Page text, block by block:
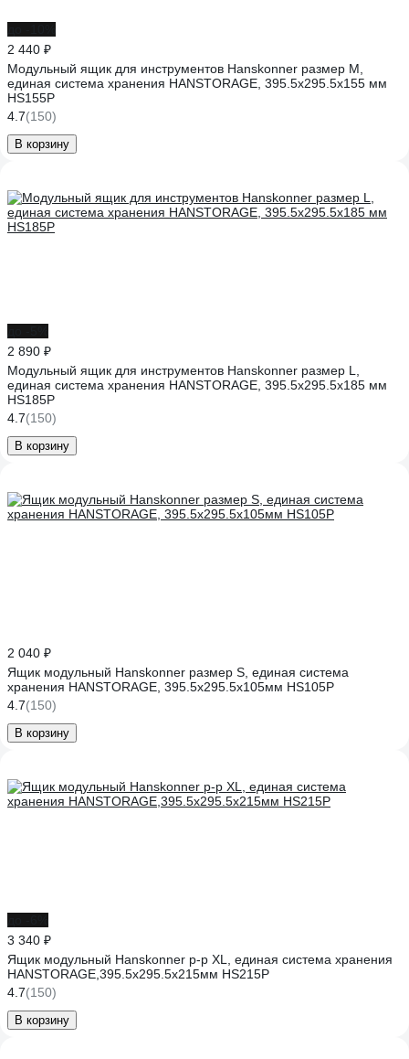
2 440 ₽
Модульный ящик для инструментов Hanskonner размер M,
единая система хранения HANSTORAGE, 395.5x295.5x155 мм
HS155P
4.7(150)
В корзину
2 890 ₽
Модульный ящик для инструментов Hanskonner размер L,
единая система хранения HANSTORAGE, 395.5x295.5x185 мм
HS185P
4.7(150)
В корзину
2 040 ₽
Ящик модульный Hanskonner размер S, единая система
хранения HANSTORAGE, 395.5x295.5x105мм HS105P
4.7(150)
В корзину
3 340 ₽
Ящик модульный Hanskonner р-р XL, единая система хранения
HANSTORAGE,395.5x295.5x215мм HS215P
4.7(150)
В корзину